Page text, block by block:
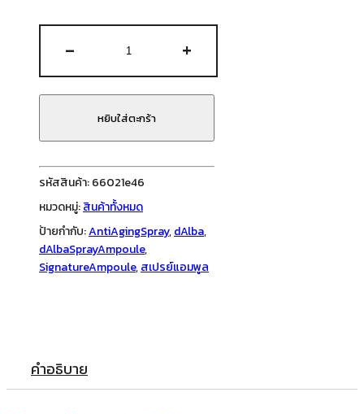
-
D
Alba
Piedmont
Signature
Anti-
Spray
12%
60ml
สูตร
ใหม่
+
หยิบใส่ตะกร้า
รหัสสินค้า:66021e46
หมวดหมู่:สินค้าทั้งหมด
ป้ายกำกับ:AntiAgingSpray,dAlba,
dAlbaSprayAmpoule,
SignatureAmpoule,สเปรย์แอมพูล
คำอธิบาย